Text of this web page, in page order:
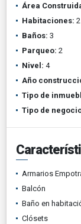
Área
Habitaciones: 2
Baños: 3
Parqueo: 2
Nivel: 4
Año
Tipo de
Tipo de
Armarios
Balcón
Baño en
Clósets